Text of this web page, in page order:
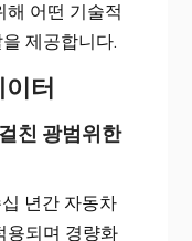
해 어떤 기술적
제공합니다.
터
친 광범위한
년간 자동차
용되며 경량화